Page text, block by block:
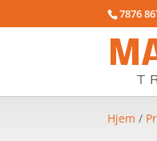
7876
Hjem /